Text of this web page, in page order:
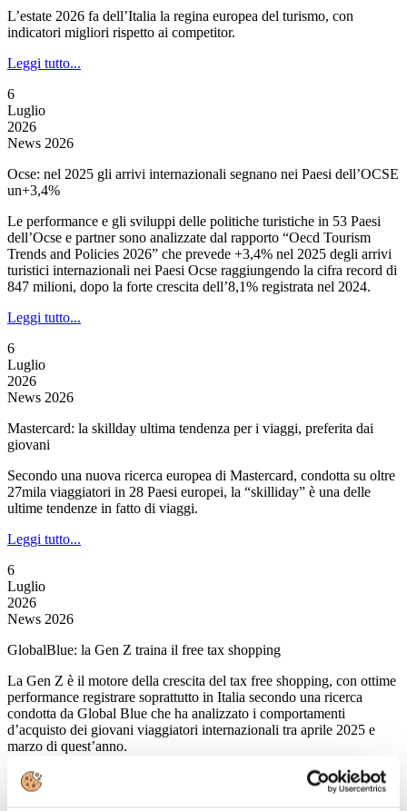
L’estate 2026 fa dell’Italia la regina europea del turismo, con
indicatori migliori rispetto ai competitor.
Leggi tutto...
6
Luglio
2026
News 2026
Ocse: nel 2025 gli arrivi internazionali segnano nei Paesi dell’OCSE
un+3,4%
Le performance e gli sviluppi delle politiche turistiche in 53 Paesi
dell’Ocse e partner sono analizzate dal rapporto “Oecd Tourism
Trends and Policies 2026” che prevede +3,4% nel 2025 degli arrivi
turistici internazionali nei Paesi Ocse raggiungendo la cifra record di
847 milioni, dopo la forte crescita dell’8,1% registrata nel 2024.
Leggi tutto...
6
Luglio
2026
News 2026
Mastercard: la skillday ultima tendenza per i viaggi, preferita dai
giovani
Secondo una nuova ricerca europea di Mastercard, condotta su oltre
27mila viaggiatori in 28 Paesi europei, la “skilliday” è una delle
ultime tendenze in fatto di viaggi.
Leggi tutto...
6
Luglio
2026
News 2026
GlobalBlue: la Gen Z traina il free tax shopping
La Gen Z è il motore della crescita del tax free shopping, con ottime
performance registrare soprattutto in Italia secondo una ricerca
condotta da Global Blue che ha analizzato i comportamenti
d’acquisto dei giovani viaggiatori internazionali tra aprile 2025 e
marzo di quest’anno.
Leggi tutto...
6